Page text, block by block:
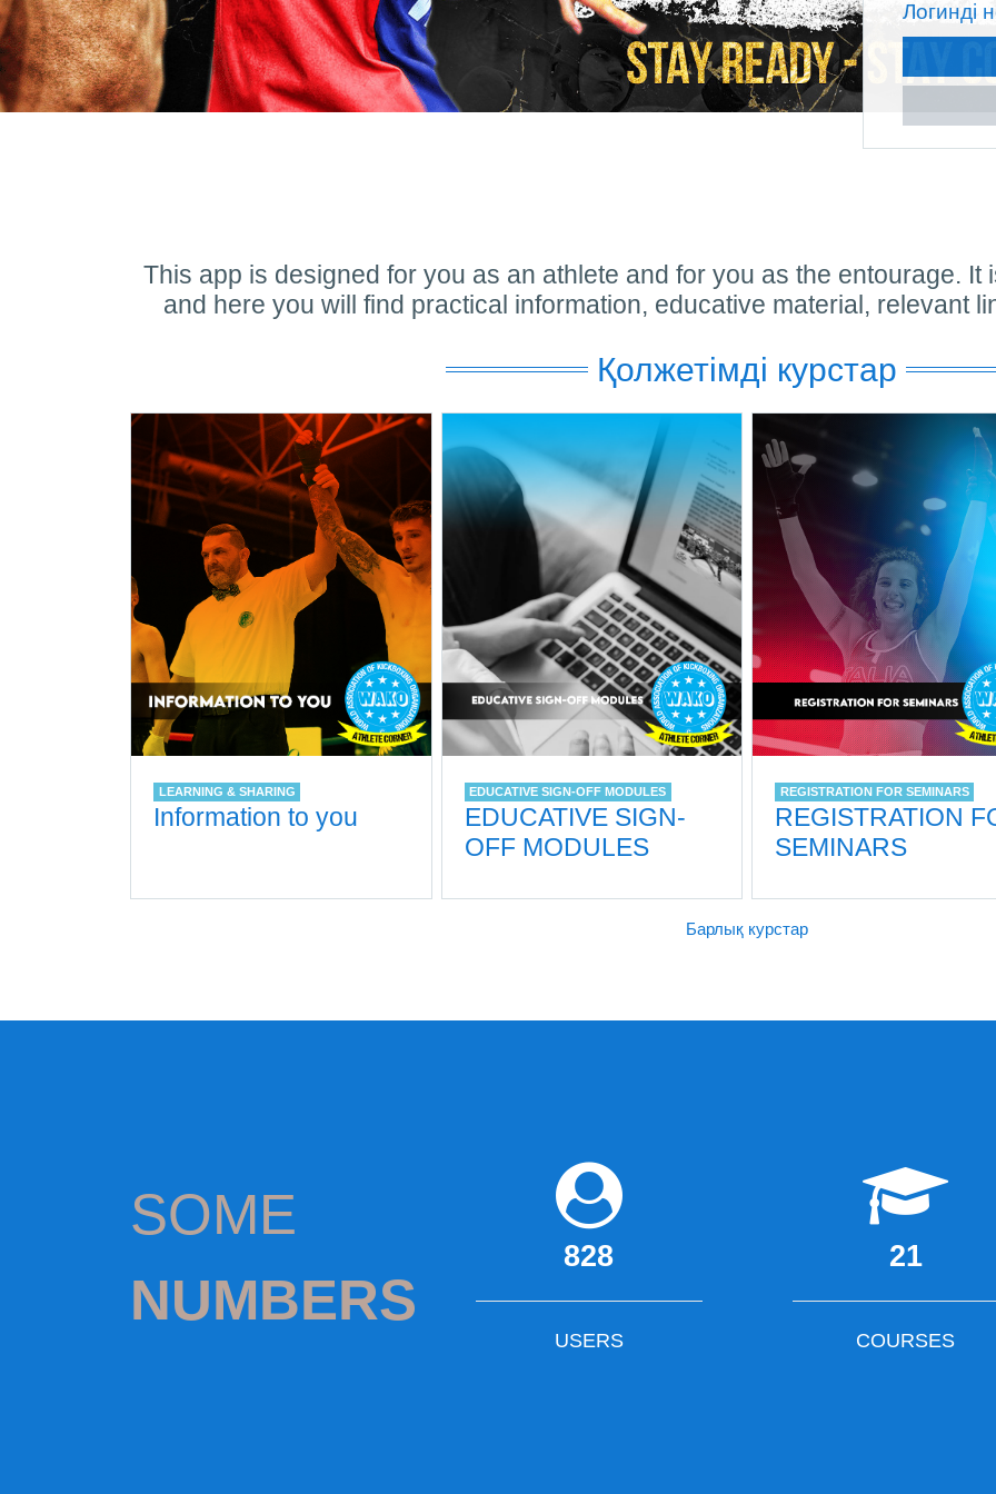
Логинді
This app is designed for you as an athlete and for you as the entourage. It
and here you will find practical information, educative material, relevant
Қолжетімді курстар
LEARNING & SHARING
Information to you
EDUCATIVE SIGN-OFF MODULES
EDUCATIVE SIGN-
OFF MODULES
REGISTRATION FOR SEMINARS
REGISTRATION
SEMINARS
Барлық курстар
SOME
NUMBERS
828
USERS
21
COURSES